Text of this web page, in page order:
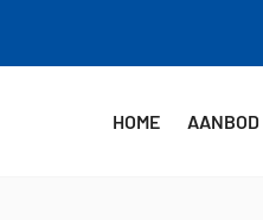
HOME AANBOD